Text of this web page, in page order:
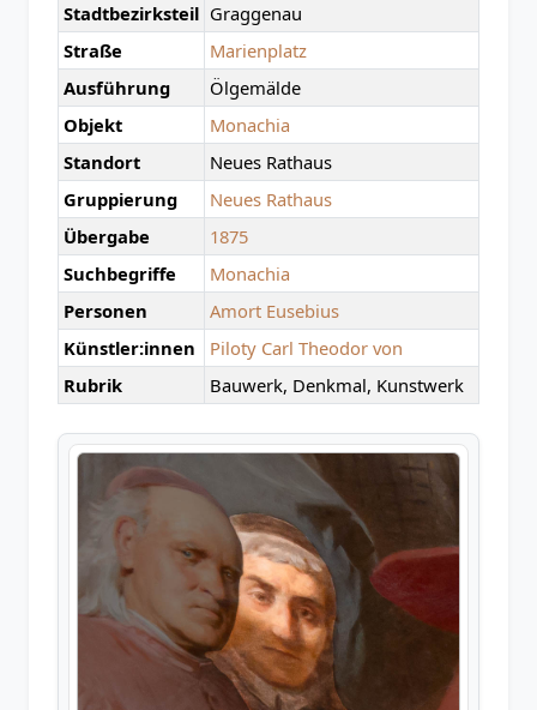
Stadtbezirksteil Graggenau
Straße
Marienplatz
Ausführung
Ölgemälde
Objekt
Monachia
Standort
Neues Rathaus
Gruppierung
Neues Rathaus
Übergabe
1875
Suchbegriffe
Monachia
Personen
Amort Eusebius
Künstler:innen
Piloty Carl Theodor von
Rubrik
Bauwerk, Denkmal, Kunstwerk